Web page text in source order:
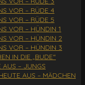
VOR – RÜDE 4
VOR – RÜDE 5
VOR – HÜNDIN 1
VOR – HÜNDIN 2
VOR – HÜNDIN 3
IN DIE „BUDE“
AUS – JUNGS
AUS – MÄDCHEN